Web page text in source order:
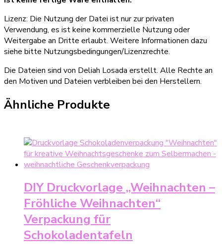
Lizenz: Die Nutzung der Datei ist nur zur privaten
Verwendung, es ist keine kommerzielle Nutzung oder
Weitergabe an Dritte erlaubt. Weitere Informationen dazu
siehe bitte Nutzungsbedingungen/Lizenzrechte.
Die Dateien sind von Deliah Losada erstellt. Alle Rechte an
den Motiven und Dateien verbleiben bei den Herstellern.
Ähnliche Produkte
DIY Druckvorlage „Weihnachten –
Fröhliche Weihnachten“
Verpackung für
Schokoladentafeln